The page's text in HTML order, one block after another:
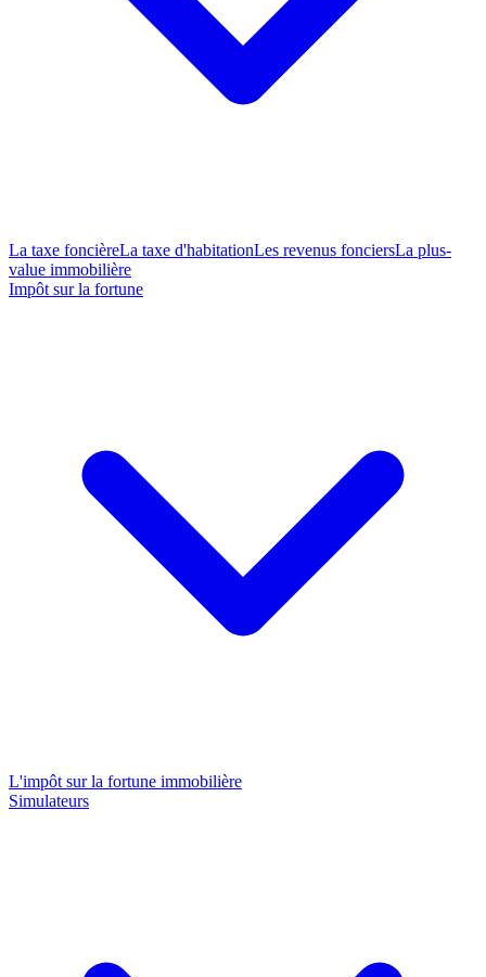
La taxe foncièreLa taxe d'habitationLes revenus fonciersLa plus-
value immobilière
Impôt sur la fortune
L'impôt sur la fortune immobilière
Simulateurs